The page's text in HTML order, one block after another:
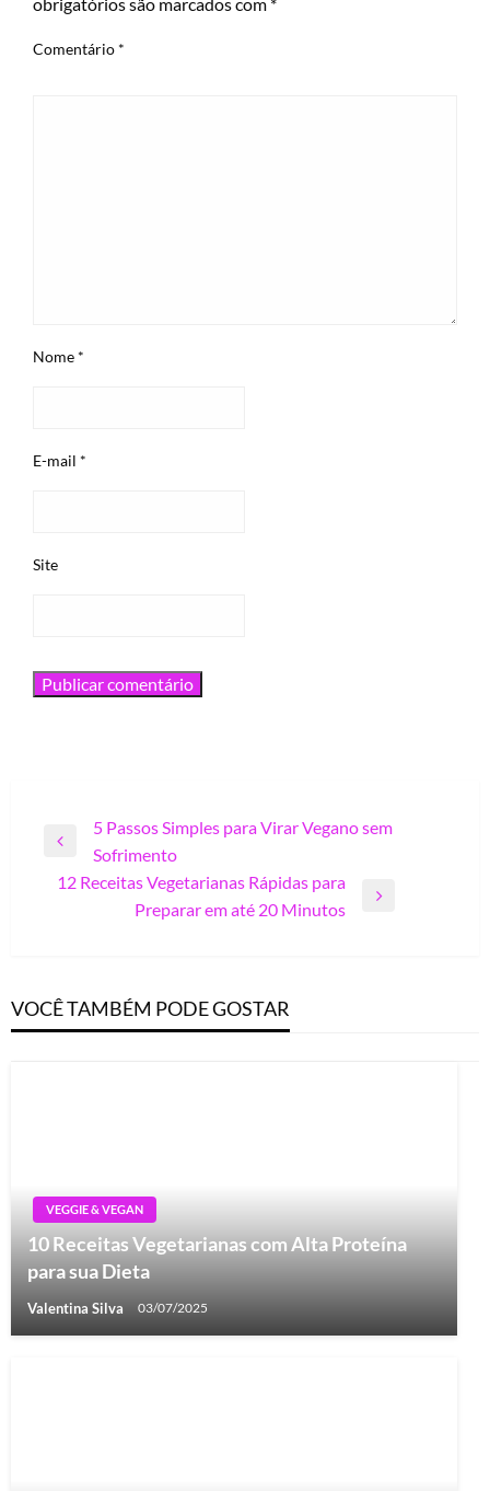
Comentário *
Nome *
E-mail *
Site
Navegação
Post
Previous
Post
5 Passos Simples para Virar Vegano sem
Sofrimento
12 Receitas Vegetarianas Rápidas para
Preparar em até 20 Minutos
VOCÊ TAMBÉM PODE GOSTAR
VEGGIE & VEGAN
10 Receitas Vegetarianas com Alta Proteína
para sua Dieta
Valentina Silva 03/07/2025